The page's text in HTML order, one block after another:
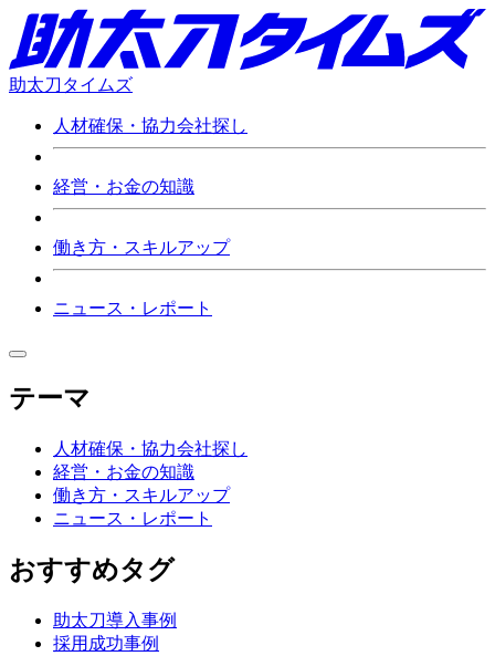
助太刀タイムズ
人材確保・協力会社探し
経営・お金の知識
働き方・スキルアップ
ニュース・レポート
テーマ
人材確保・協力会社探し
経営・お金の知識
働き方・スキルアップ
ニュース・レポート
おすすめタグ
助太刀導入事例
採用成功事例